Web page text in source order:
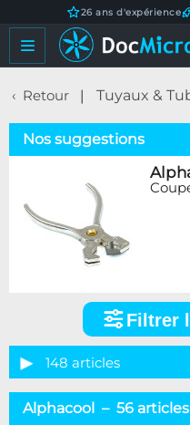
26 ans d'expérience
Retour Tuyaux &
Nos suggestions
articles
Catégorie
Tuyaux souples
Filtrer
148 articles
Alphacool – 56 articles